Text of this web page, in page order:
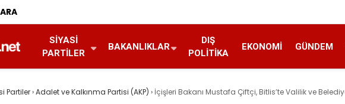
SIYASI
PARTILER
BAKANLIKLAR
DIŞ
POLITIKA
EKONOMI GÜNDEM
Partiler›Adalet ve Kalkınma Partisi (AKP) › İçişleri Bakanı Mustafa Çiftçi, Bitlis’te Valilik ve